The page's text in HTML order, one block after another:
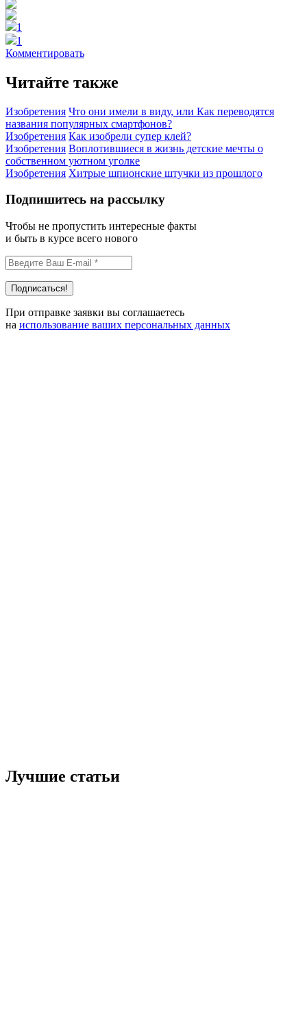
1
1
Комментировать
Читайте также
Изобретения Что они имели в виду, или Как переводятся
названия популярных смартфонов?
Изобретения Как изобрели супер клей?
Изобретения Воплотившиеся в жизнь детские мечты о
собственном уютном уголке
Изобретения Хитрые шпионские штучки из прошлого
Подпишитесь на рассылку
Чтобы не пропустить интересные факты
и быть в курсе всего нового
При отправке заявки вы соглашаетесь
на использование ваших персональных данных
Лучшие статьи